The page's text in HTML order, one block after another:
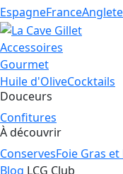
EspagneFrance
Accessoires
Gourmet
Huile d'OliveCocktails
Douceurs
Confitures
À découvrir
ConservesFoie Gras et
Blog LCG Club